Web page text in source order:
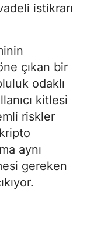
istikrarı
çıkan bir
odaklı
kitlesi
riskler
kripto
aynı
gereken